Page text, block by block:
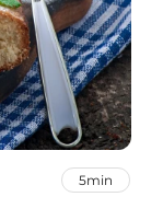
5min